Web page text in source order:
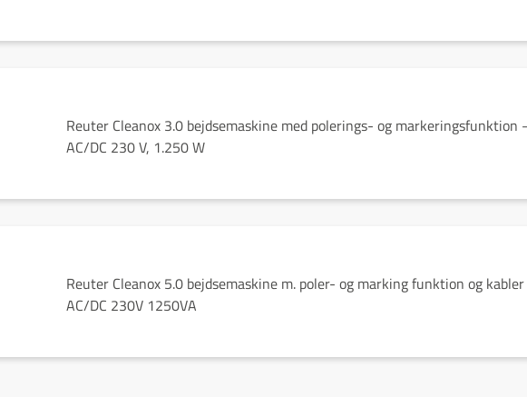
Reuter Cleanox 3.0 bejdsemaskine med polerings- og markeringsfunktion
AC/DC 230 V, 1.250 W
Reuter Cleanox 5.0 bejdsemaskine m. poler- og marking funktion og kabler
AC/DC 230V 1250VA